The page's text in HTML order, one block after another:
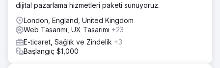
ettik. Hedefli SEO stratejileriyle çevrimiçi görünürlüğünü
ve anahtar kelime sıralamalarını önemli ölçüde iyileştirdik.
Sonuç olarak, daha nitelikli potansiyel müşteriler çekmeye
başladı ve danışmanlık taleplerinde gözle görülür bir artış
gördü.
dijital pazarlama hizmetleri paketi sunuyoruz.
London, England, United Kingdom
Web Tasarımı, UX Tasarımı +23
E-ticaret, Sağlık ve Zindelik +3
Başlangıç $1,000